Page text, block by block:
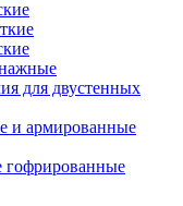
для двустенных
и армированные
гофрированные